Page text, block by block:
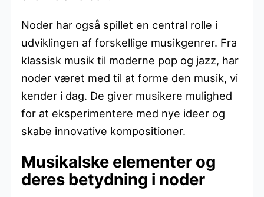
Noder har også spillet en central rolle i
udviklingen af forskellige musikgenrer. Fra
klassisk musik til moderne pop og jazz, har
noder været med til at forme den musik, vi
kender i dag. De giver musikere mulighed
for at eksperimentere med nye ideer og
skabe innovative kompositioner.
Musikalske elementer og
deres betydning i noder